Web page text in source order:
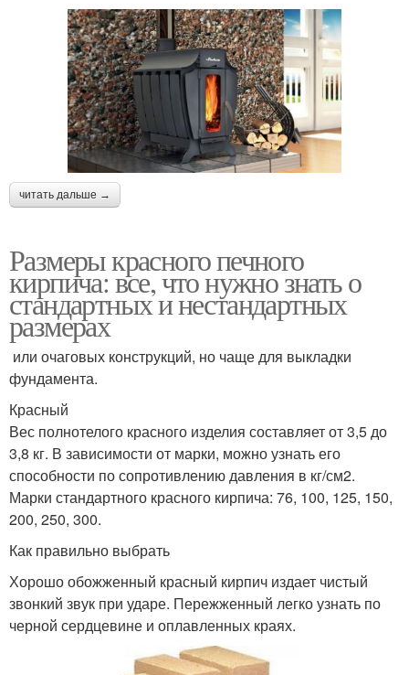
читать дальше →
Размеры красного печного
кирпича: все, что нужно знать о
стандартных и нестандартных
размерах
или очаговых конструкций, но чаще для выкладки
фундамента.
Красный
Вес полнотелого красного изделия составляет от 3,5 до
3,8 кг. В зависимости от марки, можно узнать его
способности по сопротивлению давления в кг/см2.
Марки стандартного красного кирпича: 76, 100, 125, 150,
200, 250, 300.
Как правильно выбрать
Хорошо обожженный красный кирпич издает чистый
звонкий звук при ударе. Пережженный легко узнать по
черной сердцевине и оплавленных краях.